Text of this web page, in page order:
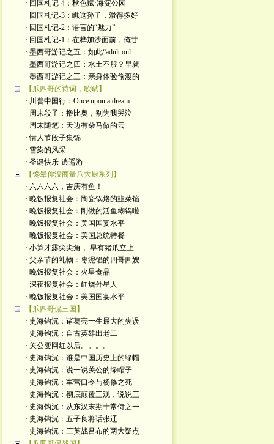
· 回国札记-4：秋色赋·海淀公园
· 回国札记-3：瞧这孙子，滑得多好
· 回国札记-2：语言的“魅力”
· 回国札记-1：在桦加沙面前，俺甘
· 墨西哥游记之五：如此“adult onl
· 墨西哥游记之四：水土不服？早就
· 墨西哥游记之三：亲身体验偷渡的
【爪四哥的诗词，歌赋】
· 川普中国行：Once upon a dream
· 周末段子：撸比奥，别为我哭泣
· 周末随笔：天边有朵马做的云
· 情人节段子集锦
· 雪染的风采
· 圣诞快乐-逍遥游
【馋晕你没商量爪大厨系列】
· 六六六六，吉庆有鱼！
· 晚饭报复社会：陶瓷锅烙的韭菜馅
· 晚饭报复社会：刚做的活鱼糊锅啦
· 晚饭报复社会：美国国宴水平
· 晚饭报复社会：美国总统特餐
· 小笋才露尖尖角， 早有猪爪立上
· 父亲节的礼物：枣泥馅的四哥四嫂
· 晚饭报复社会：火星食品
· 深夜报复社会：红烧外星人
· 晚饭报复社会：美国国宴水平
【爪四哥侃三国】
· 史海钩沉：诸葛亮一生最大的失误
· 史海钩沉：自古英雄出老二
· 关公变网红以后。。。。
· 史海钩沉：谁是中国历史上的绿帽
· 史海钩沉：说一说关公的绿帽子
· 史海钩沉：军营口令与杨修之死
· 史海钩沉：彻底颠覆三观，说说三
· 史海钩沉：从东汉末期十常侍之一
· 史海钩沉：五子良将话张辽
· 史海钩沉：三英战吕布的两大疑点